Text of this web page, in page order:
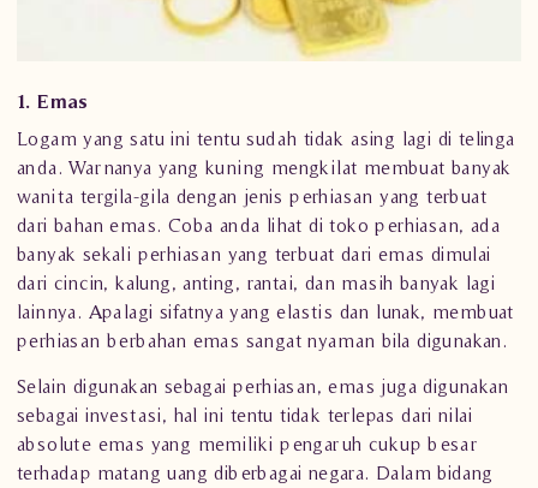
1. Emas
Logam yang satu ini tentu sudah tidak asing lagi di telinga
anda. Warnanya yang kuning mengkilat membuat banyak
wanita tergila-gila dengan jenis perhiasan yang terbuat
dari bahan emas. Coba anda lihat di toko perhiasan, ada
banyak sekali perhiasan yang terbuat dari emas dimulai
dari cincin,kalung,anting, rantai, dan masih banyak lagi
lainnya. Apalagi sifatnya yang elastis dan lunak, membuat
perhiasan berbahan emas sangat nyaman bila digunakan.
Selain digunakan sebagai perhiasan, emas juga digunakan
sebagai investasi, hal ini tentu tidak terlepas dari nilai
absolute emas yang memiliki pengaruh cukup besar
terhadap matang uang diberbagai negara. Dalam bidang